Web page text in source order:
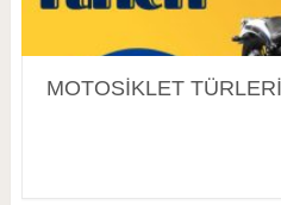
MOTOSİKLET TÜRLERİ